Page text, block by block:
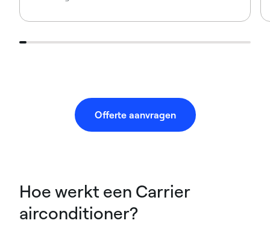
Offerte aanvragen
Hoe werkt een Carrier
airconditioner?